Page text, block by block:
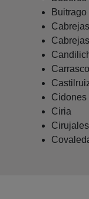
Buitrago
Cidones
Ciria